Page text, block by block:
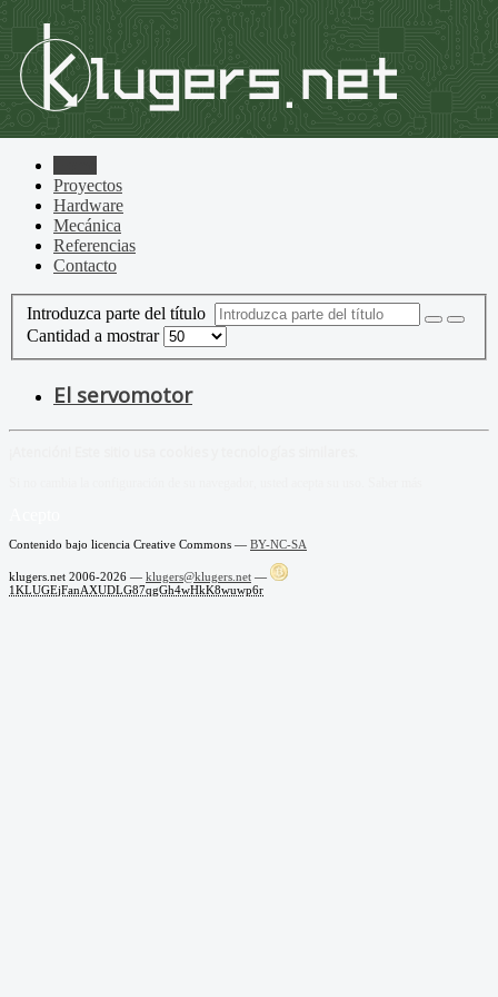
Proyectos
Hardware
Mecánica
Referencias
Contacto
Introduzca parte del título
Cantidad a mostrar
El servomotor
Contenido bajo licencia Creative Commons — BY-NC-SA
klugers.net 2006-2026 — klugers@klugers.net —
1KLUGEjFanAXUDLG87qgGh4wHkK8wuwp6r